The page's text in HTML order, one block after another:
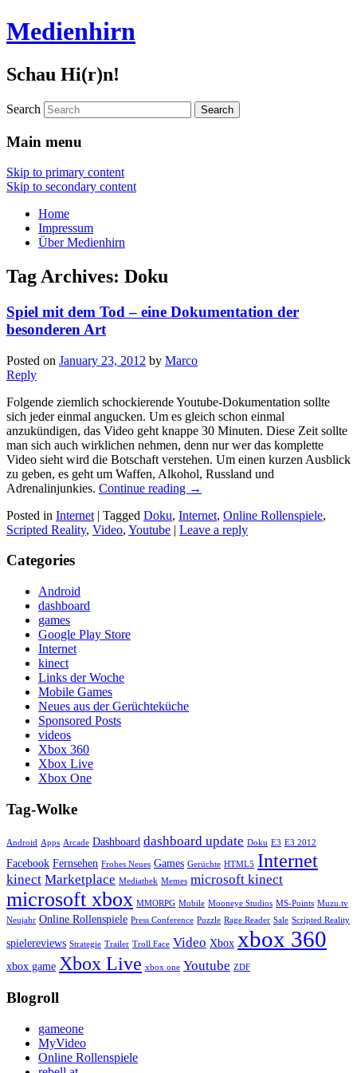
Medienhirn
Schau Hi(r)n!
Search
Main menu
Skip to primary content
Skip to secondary content
Home
Impressum
Über Medienhirn
Tag Archives: Doku
Spiel mit dem Tod – eine Dokumentation der
besonderen Art
Posted on January 23, 2012 by Marco
Reply
Folgende ziemlich schockierende Youtube-Dokumentation sollte
sich jeder einmal angucken. Um es gleich schon einmal
anzukündigen, das Video geht knappe 30 Minuten. Diese Zeit sollte
man sich auch wirklichen nehmen, denn nur wer das komplette
Video sieht wird die Botschaft verstehen. Um einen kurzen Ausblick
zu geben, es geht um Waffen, Alkohol, Russland und
Adrenalinjunkies. Continue reading →
Posted in Internet | Tagged Doku, Internet, Online Rollenspiele,
Scripted Reality, Video, Youtube | Leave a reply
Categories
Android
dashboard
games
Google Play Store
Internet
kinect
Links der Woche
Mobile Games
Neues aus der Gerüchteküche
Sponsored Posts
videos
Xbox 360
Xbox Live
Xbox One
Tag-Wolke
Android Apps Arcade Dashboard dashboard update Doku E3 E3 2012
Facebook Fernsehen Frohes Neues Games Gerüchte HTML5 Internet
kinect Marketplace Mediathek Memes microsoft kinect
microsoft xbox MMORPG Mobile Mooneye Studios MS-Points Muzu.tv
Neujahr Online Rollenspiele Press Conference Puzzle Rage Reader Sale Scripted Reality
spielereviews Strategie Trailer Troll Face Video Xbox xbox 360
xbox game Xbox Live xbox one Youtube ZDF
Blogroll
gameone
MyVideo
Online Rollenspiele